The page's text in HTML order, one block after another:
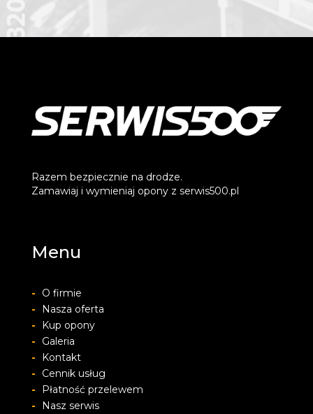
Razem bezpiecznie na drodze.
Zamawiaj i wymieniaj opony z serwis500.pl
Menu
-
O firmie
-
Nasza oferta
-
Kup opony
-
Galeria
-
Kontakt
-
Cennik usług
-
Płatność przelewem
-
Nasz serwis